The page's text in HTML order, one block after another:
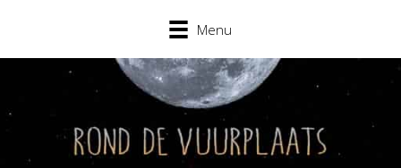
Menu